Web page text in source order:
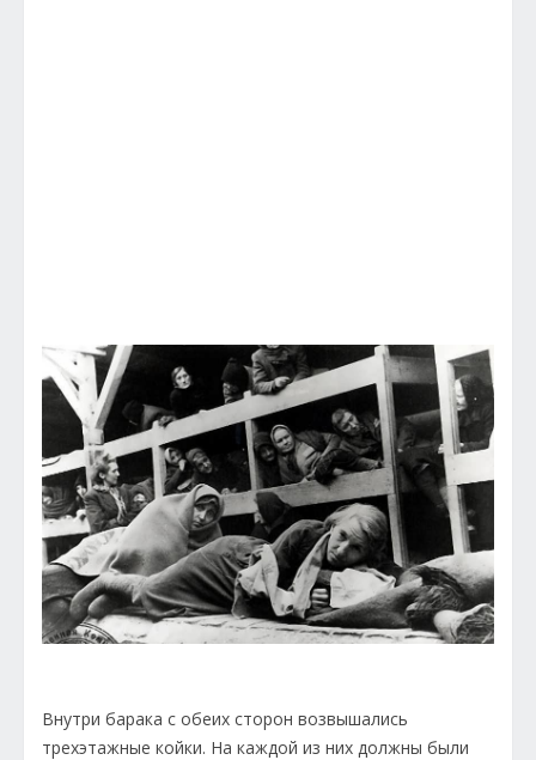
Внутри барака с обеих сторон возвышались
трехэтажные койки. На каждой из них должны были